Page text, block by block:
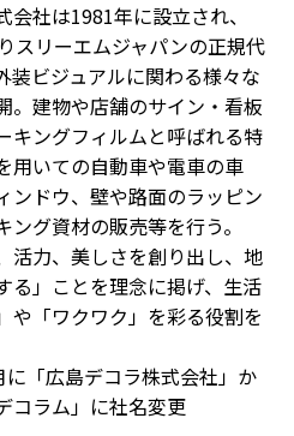
会社は1981年に設立され、
スリーエムジャパンの正規代
装ビジュアルに関わる様々な
。建物や店舗のサイン・看板
キングフィルムと呼ばれる特
用いての自動車や電車の車
ンドウ、壁や路面のラッピン
ング資材の販売等を行う。
活力、美しさを創り出し、地
る」ことを理念に掲げ、生活
や「ワクワク」を彩る役割を
「広島デコラ株式会社」か
コラム」に社名変更